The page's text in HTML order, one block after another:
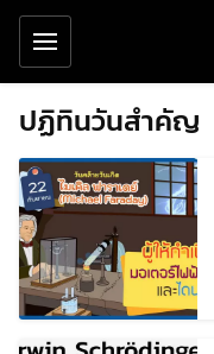
ข้ามไปยังเนื้อหาหลัก
เครื่องมือช่วยเหลือ
ปฏิทินวันสำคัญ